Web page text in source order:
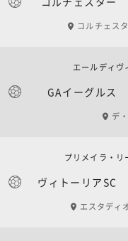
コルチェス
GAイーグルス
エールディ
デ
ヴィトーリアSC
プリメイラ・
エスタディ